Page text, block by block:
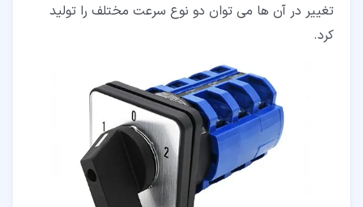
تغییر در آن ها می توان دو نوع سرعت مختلف را تولید
کرد.